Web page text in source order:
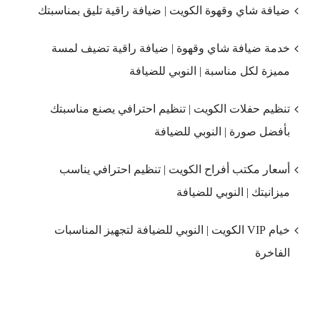
ضيافة شاي وقهوة الكويت | ضيافة راقية تليق بمناسبتك
خدمة ضيافة شاي وقهوة | ضيافة راقية تضيف لمسة
مميزة لكل مناسبة | النوبي للضيافة
تنظيم حفلات الكويت | تنظيم احترافي يصنع مناسبتك
بأفضل صورة | النوبي للضيافة
أسعار مكتب أفراح الكويت | تنظيم احترافي يناسب
ميزانيتك | النوبي للضيافة
خيام VIP الكويت | النوبي للضيافة لتجهيز المناسبات
الفاخرة